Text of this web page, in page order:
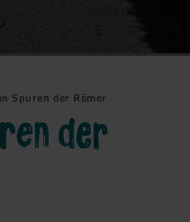
Spuren der Römer
der